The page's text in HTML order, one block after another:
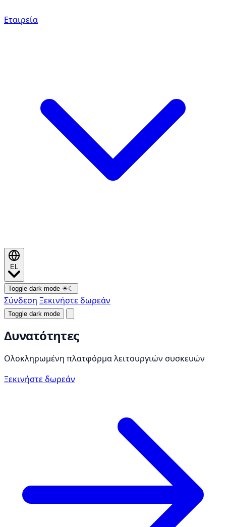
Εταιρεία
EL
Toggle dark mode ☀☾
Σύνδεση Ξεκινήστε δωρεάν
Toggle dark mode
Δυνατότητες
Ολοκληρωμένη πλατφόρμα λειτουργιών συσκευών
Ξεκινήστε δωρεάν